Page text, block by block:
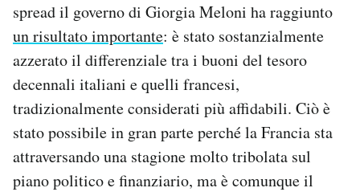
spread il governo di Giorgia Meloni ha raggiunto
un risultato importante: è stato sostanzialmente
azzerato il differenziale tra i buoni del tesoro
decennali italiani e quelli francesi,
tradizionalmente considerati più affidabili. Ciò è
stato possibile in gran parte perché la Francia sta
attraversando una stagione molto tribolata sul
piano politico e finanziario, ma è comunque il